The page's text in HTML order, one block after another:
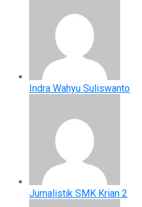
Indra Wahyu Suliswanto
Jurnalistik SMK Krian 2